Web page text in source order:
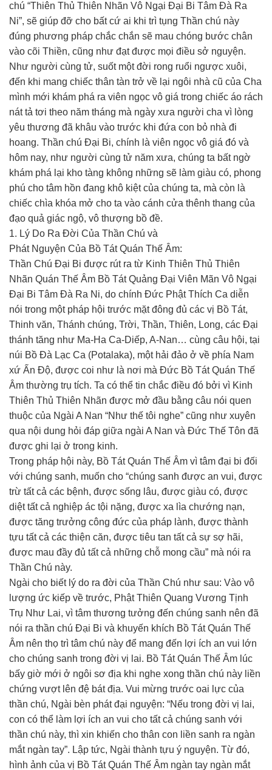
chú “Thiên Thủ Thiên Nhãn Vô Ngại Đại Bi Tâm Đà Ra
Ni”, sẽ giúp đỡ cho bất cứ ai khi trì tụng Thần chú này
đúng phương pháp chắc chắn sẽ mau chóng bước chân
vào cõi Thiền, cũng như đạt được mọi điều sở nguyện.
Như người cùng tử, suốt một đời rong ruổi ngược xuôi,
đến khi mang chiếc thân tàn trở về lại ngôi nhà cũ của Cha
mình mới khám phá ra viên ngọc vô giá trong chiếc áo rách
nát tả tơi theo năm tháng mà ngày xưa người cha vì lòng
yêu thương đã khâu vào trước khi đứa con bỏ nhà đi
hoang. Thần chú Đại Bi, chính là viên ngọc vô giá đó và
hôm nay, như người cùng tử năm xưa, chúng ta bất ngờ
khám phá lại kho tàng không những sẽ làm giàu có, phong
phú cho tâm hồn đang khô kiệt của chúng ta, mà còn là
chiếc chìa khóa mở cho ta vào cánh cửa thênh thang của
đạo quả giác ngộ, vô thượng bồ đề.
1. Lý Do Ra Đời Của Thần Chú và
Phát Nguyện Của Bồ Tát Quán Thế Âm:
Thần Chú Đại Bi được rút ra từ Kinh Thiên Thủ Thiên
Nhãn Quán Thế Âm Bồ Tát Quảng Đại Viên Mãn Vô Ngại
Đại Bi Tâm Đà Ra Ni, do chính Đức Phật Thích Ca diễn
nói trong một pháp hội trước mặt đông đủ các vị Bồ Tát,
Thinh văn, Thánh chúng, Trời, Thần, Thiên, Long, các Đại
thánh tăng như Ma-Ha Ca-Diếp, A-Nan… cùng câu hội, tại
núi Bồ Đà Lạc Ca (Potalaka), một hải đảo ở về phía Nam
xứ Ấn Độ, được coi như là nơi mà Đức Bồ Tát Quán Thế
Âm thường trụ tích. Ta có thể tin chắc điều đó bởi vì Kinh
Thiên Thủ Thiên Nhãn được mở đầu bằng câu nói quen
thuộc của Ngài A Nan “Như thế tôi nghe” cũng như xuyên
qua nội dung hỏi đáp giữa ngài A Nan và Đức Thế Tôn đã
được ghi lại ở trong kinh.
Trong pháp hội này, Bồ Tát Quán Thế Âm vì tâm đại bi đối
với chúng sanh, muốn cho “chúng sanh được an vui, được
trừ tất cả các bệnh, được sống lâu, được giàu có, được
diệt tất cả nghiệp ác tội nặng, được xa lìa chướng nạn,
được tăng trưởng công đức của pháp lành, được thành
tựu tất cả các thiện căn, được tiêu tan tất cả sự sợ hãi,
được mau đầy đủ tất cả những chỗ mong cầu” mà nói ra
Thần Chú này.
Ngài cho biết lý do ra đời của Thần Chú như sau: Vào vô
lượng ức kiếp về trước, Phật Thiên Quang Vương Tịnh
Trụ Như Lai, vì tâm thương tưởng đến chúng sanh nên đã
nói ra thần chú Đại Bi và khuyến khích Bồ Tát Quán Thế
Âm nên thọ trì tâm chú này để mang đến lợi ích an vui lớn
cho chúng sanh trong đời vị lai. Bồ Tát Quán Thế Âm lúc
bấy giờ mới ở ngôi sơ địa khi nghe xong thần chú này liền
chứng vượt lên đệ bát địa. Vui mừng trước oai lực của
thần chú, Ngài bèn phát đại nguyện: “Nếu trong đời vị lai,
con có thể làm lợi ích an vui cho tất cả chúng sanh với
thần chú này, thì xin khiến cho thân con liền sanh ra ngàn
mắt ngàn tay”. Lập tức, Ngài thành tựu ý nguyện. Từ đó,
hình ảnh của vị Bồ Tát Quán Thế Âm ngàn tay ngàn mắt